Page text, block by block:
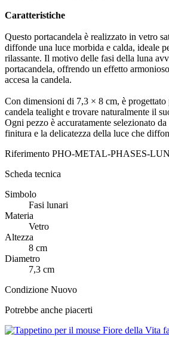
Caratteristiche
Questo portacandela è realizzato in vetro
diffonde una luce morbida e calda, ideale
rilassante. Il motivo delle fasi della luna
portacandela, offrendo un effetto
accesa la candela.
Con dimensioni di 7,3 × 8 cm, è progettato
candela tealight e trovare naturalmente il
Ogni pezzo è accuratamente selezionato
finitura e la delicatezza della luce che
Riferimento PHO-METAL-PHASES-
Scheda tecnica
Simbolo
Fasi lunari
Materia
Vetro
Altezza
8 cm
Diametro
7,3 cm
Condizione Nuovo
Potrebbe anche piacerti